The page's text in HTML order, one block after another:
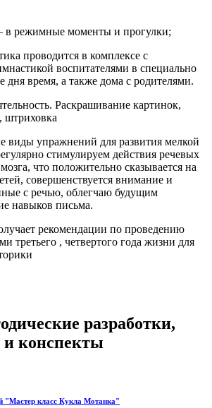
в режимные моменты и прогулки;
проводится в комплексе с
воспитателями в специально
дня время, а также дома с родителями.
Раскрашивание картинок,
штриховка
виды упражнений для развития мелкой
стимулируем действия речевых
что положительно сказывается на
совершенствуется внимание и
с речью, облегчаю будущим
навыков письма.
рекомендации по проведению
третьего , четвертого года жизни для
разработки,
и конспекты
"Мастер класс Кукла Мотанка"